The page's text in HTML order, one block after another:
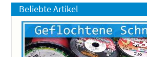
Beliebte Artikel